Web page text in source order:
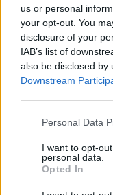
us or personal
your opt-out. You
disclosure of your
IAB’s list of
also be disclosed by
Downstream
Personal Data
I want to opt-
personal data.
Opted In